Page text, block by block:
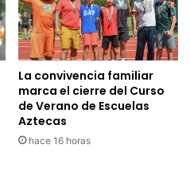
La convivencia familiar
marca el cierre del Curso
de Verano de Escuelas
Aztecas
hace 16 horas